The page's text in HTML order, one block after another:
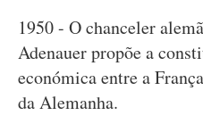
1950 - O chanceler
Adenauer propõe a
económica entre a
da Alemanha.